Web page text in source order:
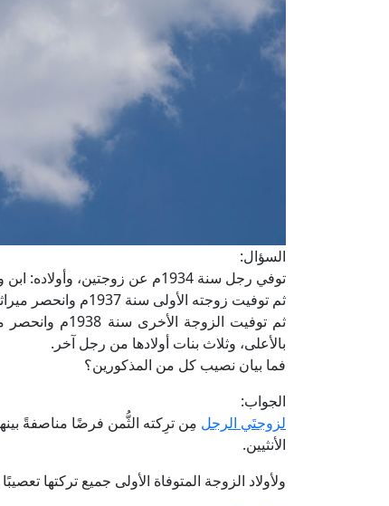
السؤال:
توفي رجل سنة 1934م عن زوجتين، وأولاده: ابن وثلاث بنات من زوجته الأولى، وابنين وبنت من زوجته الأخرى.
ثم توفيت زوجته الأولى سنة 1937م وانحصر ميراثها في أولادها: ابن وثلاث بنات.
ثم توفيت
بالأعلى، وثلاث بنات أولادها من رجل آخر.
فما بيان نصيب كل من المذكورين؟
الجواب:
لزوجتَي الرجل مِن ترِكته الثُّمن فرضًا مناصفةً
الأنثيين.
ولأولاد الزوجة المتوفاة الأولى جميع تركتها